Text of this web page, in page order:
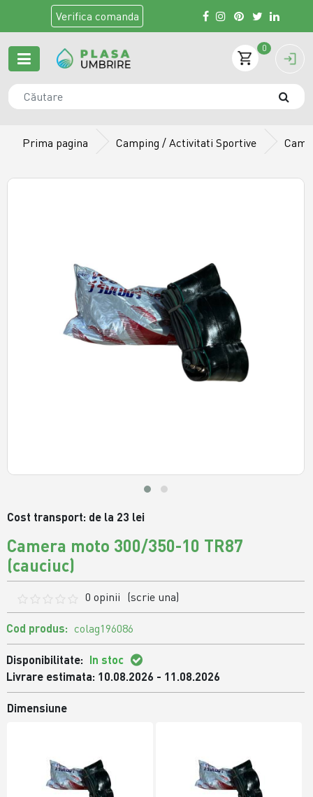
Verifica comanda
0
Prima pagina Camping / Activitati Sportive
Cost transport: de la 23 lei
Camera moto 300/350-10 TR87
(cauciuc)
0 opinii (scrie una)
Cod produs: colag196086
Disponibilitate: In stoc
Livrare estimata: 10.08.2026 - 11.08.2026
Dimensiune